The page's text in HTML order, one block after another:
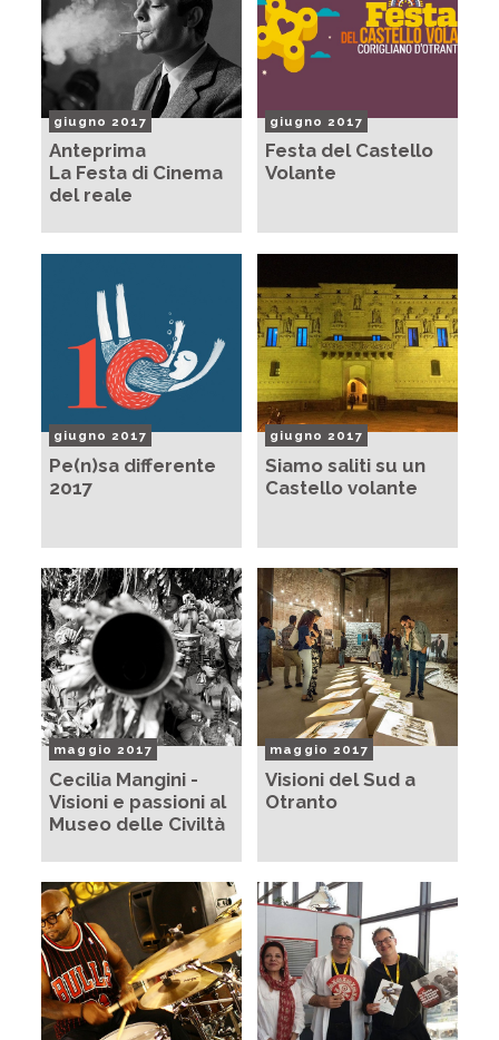
giugno 2017
Anteprima
La Festa di Cinema
del reale
giugno 2017
Festa del Castello
Volante
giugno 2017
Pe(n)sa differente
2017
giugno 2017
Siamo saliti su un
Castello volante
maggio 2017
Cecilia Mangini -
Visioni e passioni al
Museo delle Civiltà
maggio 2017
Visioni del Sud a
Otranto